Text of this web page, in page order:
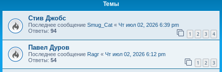
Темы
Стив Джобс
Последнее сообщение Smug_Cat « Чт июл 02, 2026 6:39 pm
Ответы: 94 1 2 3 4
Павел Дуров
Последнее сообщение Ragr « Чт июл 02, 2026 6:12 pm
Ответы: 54 1 2 3